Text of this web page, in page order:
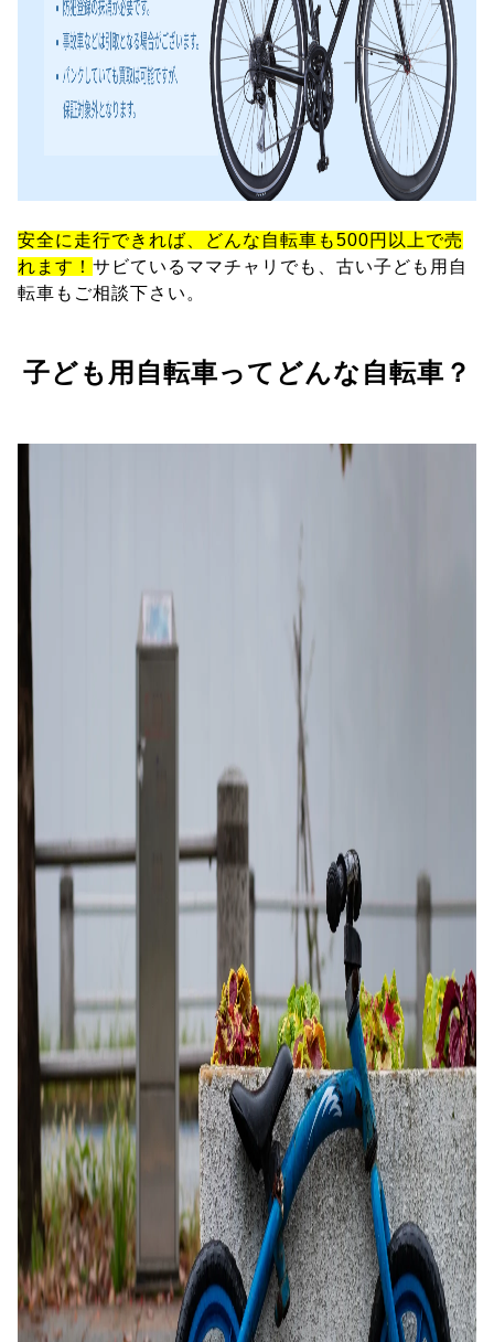
安全に走行できれば、どんな自転車も500円以上で売
れます！ サビているママチャリでも、古い子ども用自
転車もご相談下さい。
子ども用自転車ってどんな自転車？